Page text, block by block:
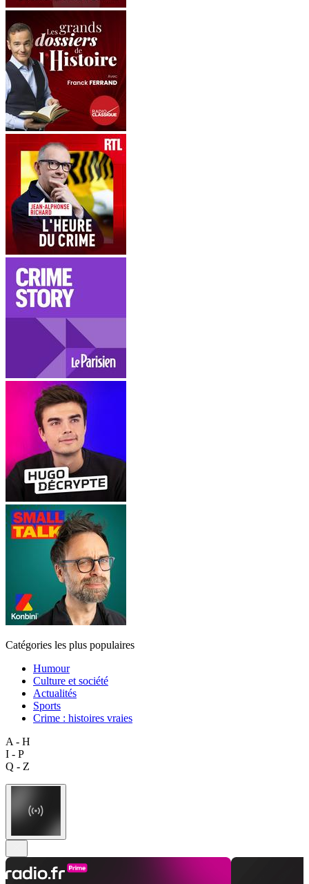
Catégories les plus populaires
Humour
Culture et société
Actualités
Sports
Crime : histoires vraies
A - H
I - P
Q - Z